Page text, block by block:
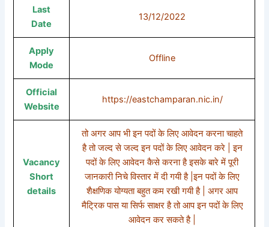
Last
Date
13/12/2022
Apply
Mode
Offline
Official
Website
https://eastchamparan.nic.in/
Vacancy
Short
details
तो अगर आप भी इन पदों के लिए आवेदन करना चाहते
है तो जल्द से जल्द इन पदों के लिए आवेदन करे | इन
पदों के लिए आवेदन कैसे करना है इसके बारे में पूरी
जानकारी निचे विस्तार में दी गयी है |इन पदों के लिए
शैक्षणिक योग्यता बहुत कम रखी गयी है | अगर आप
मैट्रिक पास या सिर्फ साक्षर है तो आप इन पदों के लिए
आवेदन कर सकते है |